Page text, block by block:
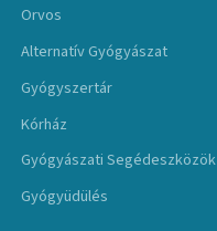
Orvos
Alternatív Gyógyászat
Gyógyszertár
Kórház
Gyógyászati Segédeszközök
Gyógyüdülés